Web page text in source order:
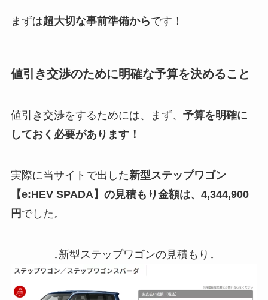
まずは超大切な事前準備からです！
値引き交渉のために明確な予算を決めること
値引き交渉をするためには、まず、 予算を明確に
しておく必要があります！
実際に当サイトで出した新型ステップワゴン
【e:HEV SPADA】の見積もり金額は、4,344,900
円 でした。
↓新型ステップワゴンの見積もり↓